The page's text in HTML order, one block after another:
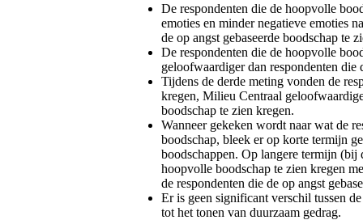
De respondenten die de hoopvolle
emoties en minder negatieve emoties
de op angst gebaseerde boodschap te
De respondenten die de hoopvolle
geloofwaardiger dan respondenten die
Tijdens de derde meting vonden de
kregen, Milieu Centraal
boodschap te zien kregen.
Wanneer gekeken wordt naar wat de
boodschap, bleek er op korte termijn
boodschappen. Op langere termijn (bij
hoopvolle boodschap te zien kregen
de respondenten die de op angst
Er is geen significant verschil tussen
tot het tonen van duurzaam gedrag.